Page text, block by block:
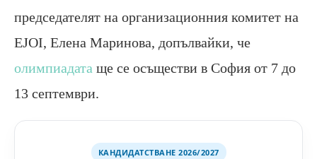
председателят на организационния комитет на
EJOI, Елена Маринова, допълвайки, че
олимпиадата ще се осъществи в София от 7 до
13 септември.
КАНДИДАТСТВАНЕ 2026/2027